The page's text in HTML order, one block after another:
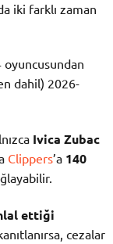
iki farklı zaman
oyuncusundan
dahil) 2026-
Ivica Zubac
Clippers’a 140
ettiği
cezalar